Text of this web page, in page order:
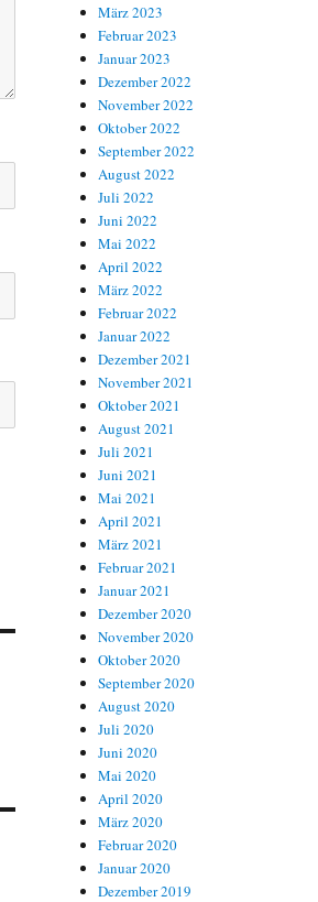
März 2023
Februar 2023
Januar 2023
Dezember 2022
November 2022
Oktober 2022
September 2022
August 2022
Juli 2022
Juni 2022
Mai 2022
April 2022
März 2022
Februar 2022
Januar 2022
Dezember 2021
November 2021
Oktober 2021
August 2021
Juli 2021
Juni 2021
Mai 2021
April 2021
März 2021
Februar 2021
Januar 2021
Dezember 2020
November 2020
Oktober 2020
September 2020
August 2020
Juli 2020
Juni 2020
Mai 2020
April 2020
März 2020
Februar 2020
Januar 2020
Dezember 2019